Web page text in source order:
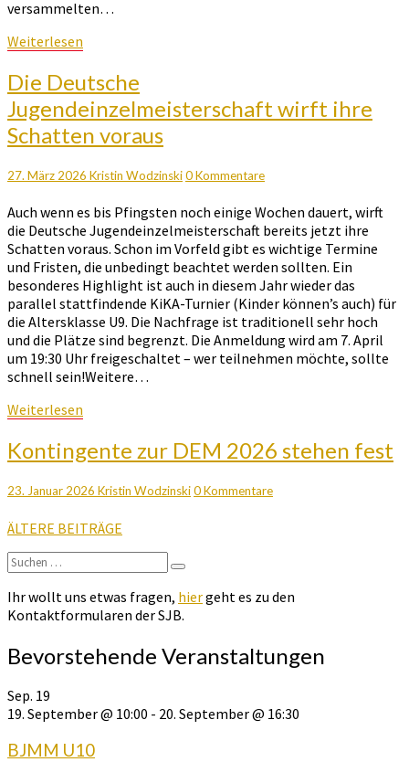
versammelten…
Weiterlesen
Die
Deutsche
Jugendeinzelmeisterschaft
wirft
ihre
Schatten
voraus
Die Deutsche
Jugendeinzelmeisterschaft wirft ihre
Schatten voraus
27. März 2026 Kristin WodzinskiKommentare
0 Kommentare
Auch wenn es bis Pfingsten noch einige Wochen dauert, wirft
die Deutsche Jugendeinzelmeisterschaft bereits jetzt ihre
Schatten voraus. Schon im Vorfeld gibt es wichtige Termine
und Fristen, die unbedingt beachtet werden sollten. Ein
besonderes Highlight ist auch in diesem Jahr wieder das
parallel stattfindende KiKA-Turnier (Kinder können’s auch) für
die Altersklasse U9. Die Nachfrage ist traditionell sehr hoch
und die Plätze sind begrenzt. Die Anmeldung wird am 7. April
um 19:30 Uhr freigeschaltet – wer teilnehmen möchte, sollte
schnell sein!Weitere…
Weiterlesen
Kontingente
zur
DEM
2026
stehen
fest
Kontingente zur DEM 2026 stehen fest
23. Januar 2026 Kristin WodzinskiKommentare
0 Kommentare
Beitragsnavigation
ÄLTERE BEITRÄGE
Suchen
nach:
Suchen
Ihr wollt uns etwas fragen, hiergeht es zu den
Kontaktformularen der SJB.
Bevorstehende Veranstaltungen
Sep. 19
19. September @ 10:00 - 20. September @ 16:30
BJMM U10